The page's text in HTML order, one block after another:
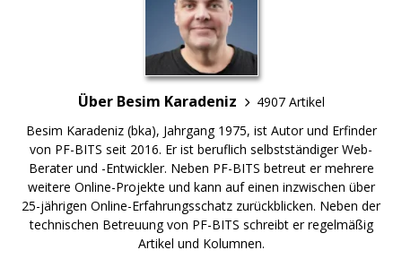
Über Besim Karadeniz
4907 Artikel
Besim Karadeniz (bka), Jahrgang 1975, ist Autor und Erfinder
von PF-BITS seit 2016. Er ist beruflich selbstständiger Web-
Berater und -Entwickler. Neben PF-BITS betreut er mehrere
weitere Online-Projekte und kann auf einen inzwischen über
25-jährigen Online-Erfahrungsschatz zurückblicken. Neben der
technischen Betreuung von PF-BITS schreibt er regelmäßig
Artikel und Kolumnen.